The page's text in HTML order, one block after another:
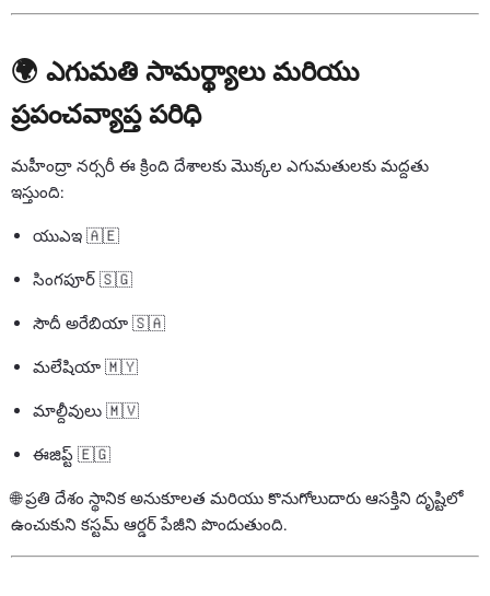
🌍 ఎగుమతి సామర్థ్యాలు మరియు
ప్రపంచవ్యాప్త పరిధి
మహీంద్రా నర్సరీ ఈ క్రింది దేశాలకు మొక్కల ఎగుమతులకు మద్దతు
ఇస్తుంది:
యుఎఇ 🇦🇪
సింగపూర్ 🇸🇬
సౌదీ అరేబియా 🇸🇦
మలేషియా 🇲🇾
మాల్దీవులు 🇲🇻
ఈజిప్ట్ 🇪🇬
🌐 ప్రతి దేశం స్థానిక అనుకూలత మరియు కొనుగోలుదారు ఆసక్తిని దృష్టిలో
ఉంచుకుని కస్టమ్ ఆర్డర్ పేజీని పొందుతుంది.